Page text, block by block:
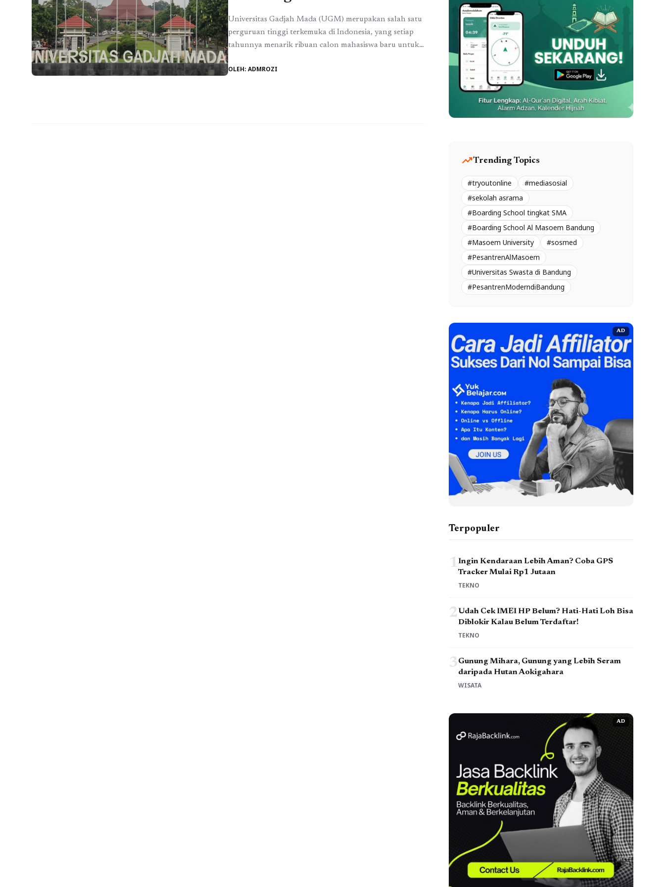
Universitas Gadjah Mada (UGM) merupakan salah satu
perguruan tinggi terkemuka di Indonesia, yang setiap
tahunnya menarik ribuan calon mahasiswa baru untuk
tahap penting dalam proses penerimaan mahasiswa baru
OLEH: ADMROZI
trending_upTrending Topics
#tryoutonline
#mediasosial
#sekolah asrama
#Boarding School tingkat SMA
#Boarding School Al Masoem Bandung
#Masoem University
#sosmed
#PesantrenAlMasoem
#Universitas Swasta di Bandung
#PesantrenModerndiBandung
AD
Terpopuler
1Ingin Kendaraan Lebih Aman? Coba GPS
Tracker Mulai Rp1 Jutaan
TEKNO
2Udah Cek IMEI HP Belum? Hati-Hati Loh Bisa
Diblokir Kalau Belum Terdaftar!
TEKNO
3Gunung Mihara, Gunung yang Lebih Seram
daripada Hutan Aokigahara
WISATA
AD